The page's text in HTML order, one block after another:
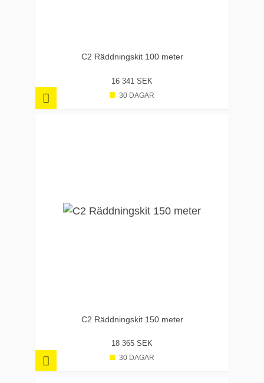
C2 Räddningskit 100 meter
16 341 SEK
30 DAGAR
C2 Räddningskit 150 meter
18 365 SEK
30 DAGAR